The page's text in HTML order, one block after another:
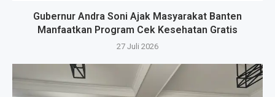
Gubernur Andra Soni Ajak Masyarakat Banten
Manfaatkan Program Cek Kesehatan Gratis
27 Juli 2026